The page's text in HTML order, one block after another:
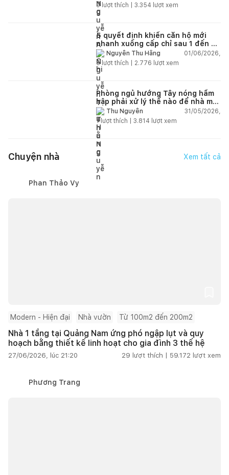
9lượt thích | 3.354 lượt xem
5 quyết định khiến căn hộ mới
nhanh xuống cấp chỉ sau 1 đến 2
nămNguyễn Thu Hằng
01/06/2026,
5lượt thích | 2.776 lượt xem
Phòng ngủ hướng Tây nóng hầm
hập phải xử lý thế nào để nhà mát
hơn?Thu Nguyễn
31/05/2026,
1lượt thích | 3.814 lượt xem
Chuyện nhà Xem tất cả
Phan Thảo Vy
Modern - Hiện đại Nhà vườn Từ 100m2 đến 200m2
Nhà 1 tầng tại Quảng Nam ứng phó ngập lụt và quy
hoạch bằng thiết kế linh hoạt cho gia đình 3 thế hệ
27/06/2026, lúc 21:20 29 lượt thích | 59.172 lượt xem
Phương Trang